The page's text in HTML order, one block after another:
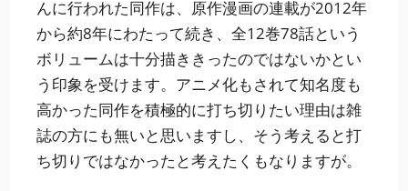
んに行われた同作は、原作漫画の連載が2012年
から約8年にわたって続き、全12巻78話という
ボリュームは十分描ききったのではないかとい
う印象を受けます。アニメ化もされて知名度も
高かった同作を積極的に打ち切りたい理由は雑
誌の方にも無いと思いますし、そう考えると打
ち切りではなかったと考えたくもなりますが。